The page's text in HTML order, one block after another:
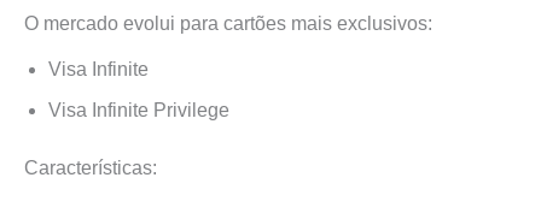
O mercado evolui para cartões mais exclusivos:
Visa Infinite
Visa Infinite Privilege
Características: